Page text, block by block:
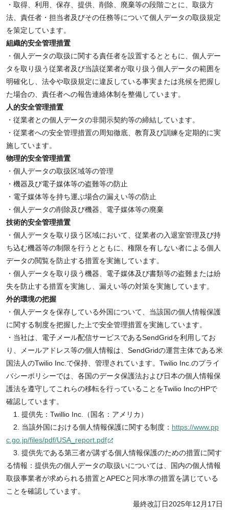
・取得、利用、保存、提供、削除、廃棄等の段階ごとに、取扱方
法、責任者・担当者及びその任務等について個人データの取扱規定
を策定しています。
組織的安全管理措置
・個人データの取扱に関する責任者を設置するとともに、個人デー
タを取り扱う従業者及び当該従業者が取り扱う個人データの範囲を
明確化し、法令や取扱規定に違反している事実または兆候を把握し
た場合の、責任者への報告連絡体制を整備しています。
人的安全管理措置
・従業者との個人データの非開示契約等の締結しています。
・従業者への安全管理措置の周知徹底、教育及び訓練を定期的に実
施しています。
物理的安全管理措置
・個人データの取扱区域等の管理
・機器及び電子媒体等の盗難等の防止
・電子媒体等を持ち運ぶ場合の漏えい等の防止
・個人データの削除及び機器、電子媒体等の廃棄
技術的安全管理措置
・個人データを取り扱う区域において、従業者の入退室管理及び持
ち込む機器等の制限を行うとともに、権限を有しない者による個人
データの閲覧を防止する措置を実施しています。
・個人データを取り扱う機器、電子媒体及び書類等の盗難または紛
失を防止する措置を実施し、漏えい等の対策を実施しています。
外的環境の把握
・個人データを保存している外国について、当該国の個人情報保護
に関する制度を把握した上で安全管理措置を実施しています。
・当社は、電子メール配信サービスであるSendGridを利用してお
り、メールアドレス等の個人情報は、SendGridの運営主体である米
国法人のTwilio Inc.で保持、管理されています。Twilio Inc.のプライ
バシーポリシーでは、各国のデータ保護法および日本の個人情報保
護法を遵守してこれらの移転を行っていることをTwilio IncのHPで
確認しています。
1. 提供先：Twillio Inc.（国名：アメリカ）
2. 当該外国における個人情報保護に関する制度： https://www.pp
c.go.jp/files/pdf/USA_report.pdf
3. 提供先である第三者が講ずる個人情報保護のための措置に関す
る情報：提供先の個人データの取扱いについては、国内の個人情報
取扱事業者が求められる措置とAPECと同水準の措置を講じている
ことを確認しています。
最終改訂日2025年12月17日